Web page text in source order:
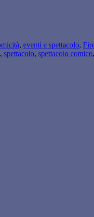
, eventi e spettacolo,
, spettacolo, spettacolo comico,